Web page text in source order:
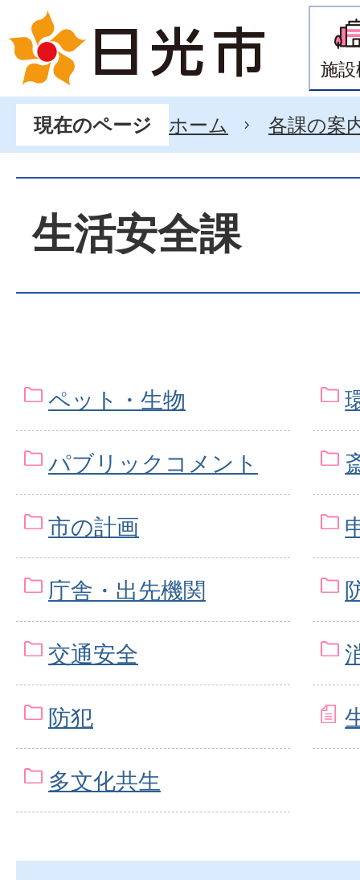
施
現在のページ ホーム 各課の案
生活安全課
ペット・生物
パブリックコメント
市の計画
庁舎・出先機関
交通安全
防犯
多文化共生